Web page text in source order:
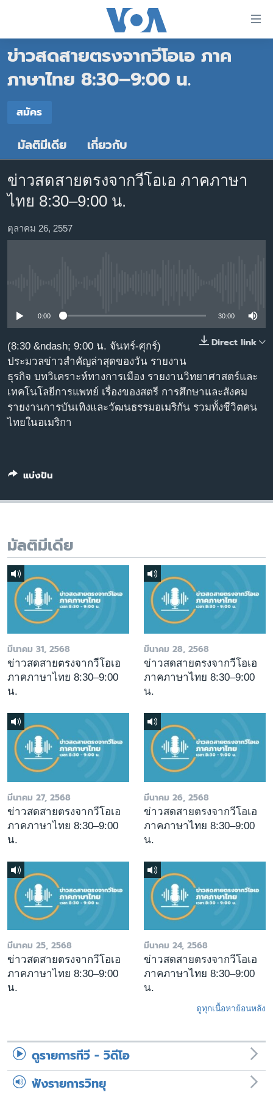
ต่อ
ไป
หลัก
หน้า
หลัก
ข้าม
ไป
การ
หน้าหลัก
โลก
เอเชีย
ไทย
ธุรกิจ
วิทยาศาสตร์
ไลฟ์สไตล์
ติดตามเรา
เลือกภาษา
ข่าวสดสายตรงจากวีโอเอ ภาค
ภาษาไทย 8:30–9:00 น.
สมัคร
สมัคร
มัลติมีเดีย เกี่ยวกับ
ข่าวสดสายตรงจากวีโอเอ ภาคภาษา
ไทย 8:30–9:00 น.
ตุลาคม 26, 2557
0:00 30:00
Direct link
(8:30 &ndash; 9:00 น. จันทร์-ศุกร์)
ประมวลข่าวสำคัญล่าสุดของวัน รายงาน
ธุรกิจ บทวิเคราะห์ทางการเมือง รายงานวิทยาศาสตร์และ
เทคโนโลยีการแพทย์ เรื่องของสตรี การศึกษาและสังคม
รายงานการบันเทิงและวัฒนธรรมอเมริกัน รวมทั้งชีวิตคน
ไทยในอเมริกา
แบ่งปัน
มัลติมีเดีย
มีนาคม 31, 2568
ข่าวสดสายตรงจากวีโอเอ
ภาคภาษาไทย 8:30–9:00
น.
มีนาคม 28, 2568
ข่าวสดสายตรงจากวีโอเอ
ภาคภาษาไทย 8:30–9:00
น.
มีนาคม 27, 2568
ข่าวสดสายตรงจากวีโอเอ
ภาคภาษาไทย 8:30–9:00
น.
มีนาคม 26, 2568
ข่าวสดสายตรงจากวีโอเอ
ภาคภาษาไทย 8:30–9:00
น.
มีนาคม 25, 2568
ข่าวสดสายตรงจากวีโอเอ
ภาคภาษาไทย 8:30–9:00
น.
มีนาคม 24, 2568
ข่าวสดสายตรงจากวีโอเอ
ภาคภาษาไทย 8:30–9:00
น.
ดูทุกเนื้อหาย้อนหลัง
ดูรายการทีวี - วิดีโอ
ฟังรายการวิทยุ